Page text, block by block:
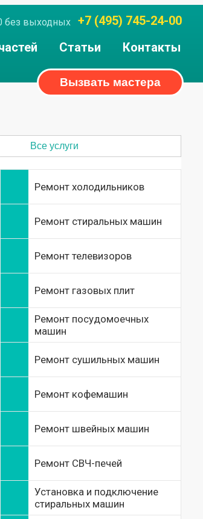
без выходных +7 (495) 745-24-00
Статьи Контакты
Вызвать мастера
Все услуги
Ремонт холодильников
Ремонт стиральных машин
Ремонт телевизоров
Ремонт газовых плит
Ремонт посудомоечных
машин
Ремонт сушильных машин
Ремонт кофемашин
Ремонт швейных машин
Ремонт СВЧ-печей
Установка и подключение
стиральных машин